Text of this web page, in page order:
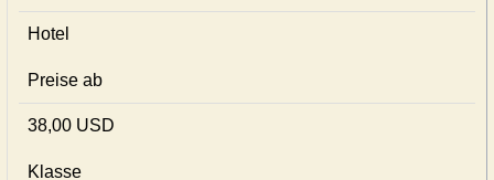
Hotel
Preise ab
38,00 USD
Klasse